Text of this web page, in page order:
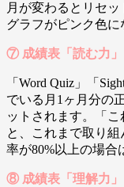
月が変わるとリセ
グラフがピンク色に
⑦ 成績表「読む力」
「Word Quiz」「
でいる月1ヶ月分の
ットされます。「
と、これまで取り
率が80%以上の場合
⑧ 成績表「理解力」